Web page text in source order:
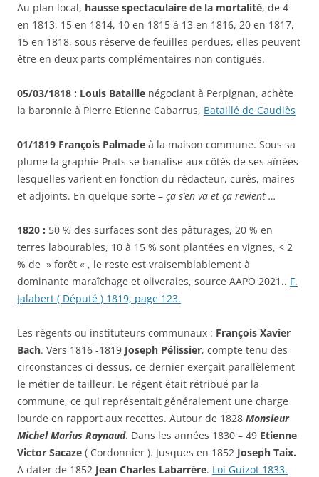
Au plan local, hausse spectaculaire de la mortalité, de 4
en 1813, 15 en 1814, 10 en 1815 à 13 en 1816, 20 en 1817,
15 en 1818, sous réserve de feuilles perdues, elles peuvent
être en deux parts complémentaires non contiguës.
05/03/1818 : Louis Bataille négociant à Perpignan, achète
la baronnie à Pierre Etienne Cabarrus, Bataillé de Caudiès
01/1819 François Palmade à la maison commune. Sous sa
plume la graphie Prats se banalise aux côtés de ses aînées
lesquelles varient en fonction du rédacteur, curés, maires
et adjoints. En quelque sorte – ça s’en va et ça revient …
1820 : 50 % des surfaces sont des pâturages, 20 % en
terres labourables, 10 à 15 % sont plantées en vignes, < 2
% de » forêt « , le reste est vraisemblablement à
dominante maraîchage et oliveraies, source AAPO 2021.. F.
Jalabert ( Député ) 1819, page 123.
Les régents ou instituteurs communaux : François Xavier
Bach. Vers 1816 -1819 Joseph Pélissier, compte tenu des
circonstances ci dessus, ce dernier exerçait parallèlement
le métier de tailleur. Le régent était rétribué par la
commune, ce qui représentait généralement une charge
lourde en rapport aux recettes. Autour de 1828 Monsieur
Michel Marius Raynaud. Dans les années 1830 – 49 Etienne
Victor Sacaze ( Cordonnier ). Jusques en 1852 Joseph Taix.
A dater de 1852 Jean Charles Labarrère. Loi Guizot 1833.